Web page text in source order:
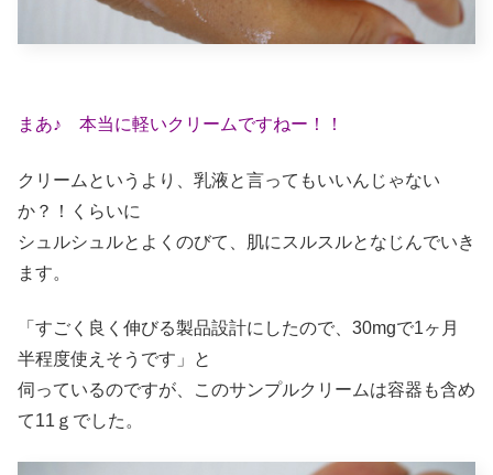
まあ♪ 本当に軽いクリームですねー！！
クリームというより、乳液と言ってもいいんじゃない
か？！くらいに
シュルシュルとよくのびて、肌にスルスルとなじんでいき
ます。
「すごく良く伸びる製品設計にしたので、30mgで1ヶ月
半程度使えそうです」と
伺っているのですが、このサンプルクリームは容器も含め
て11ｇでした。